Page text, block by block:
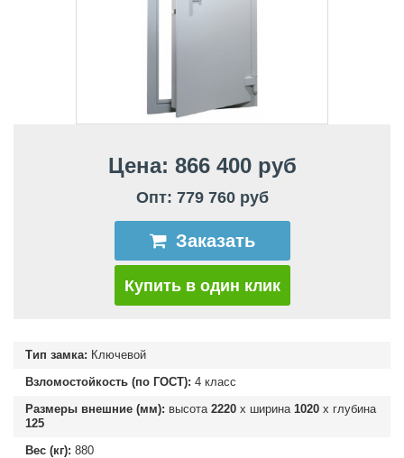
Цена: 866 400 руб
Опт: 779 760 руб
Заказать
Купить в один клик
Тип замка: Ключевой
Взломостойкость (по ГОСТ): 4 класс
Размеры внешние (мм): высота 2220 х ширина 1020 х глубина
125
Вес (кг): 880